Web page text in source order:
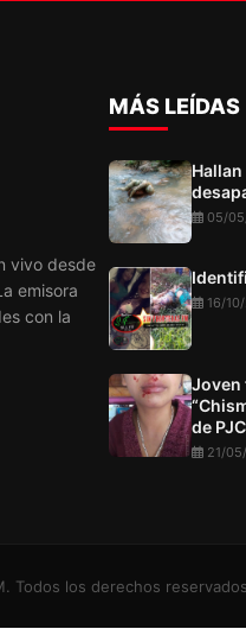
vivo desde
emisora
con la
MÁS LEÍDAS
05/
16/
Joven
de PJC
21/
Todos los derechos